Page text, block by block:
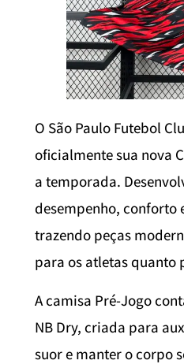
O São Paulo Futebol
oficialmente sua nova
a temporada.
desempenho, conforto
trazendo peças
para os atletas quanto
A camisa Pré-Jogo
NB Dry, criada para
suor e manter o corpo